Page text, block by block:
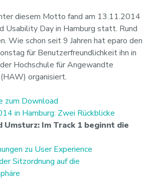
diesem Motto fand am 13.11.2014
Usability Day in Hamburg statt. Rund
Wie schon seit 9 Jahren hat eparo den
für Benutzerfreundlichkeit ihn in
Hochschule für Angewandte
organisiert.
zum Download
in Hamburg: Zwei Rückblicke
Umsturz: Im Track 1 beginnt die
zu User Experience
Sitzordnung auf die